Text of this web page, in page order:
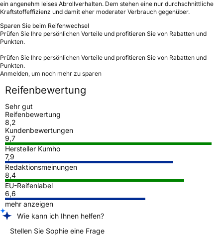
ein angenehm leises Abrollverhalten. Dem stehen eine nur durchschnittliche
Kraftstoffeffizienz und damit eher moderater Verbrauch gegenüber.
Sparen Sie beim Reifenwechsel
Prüfen Sie Ihre persönlichen Vorteile und profitieren Sie von Rabatten und
Punkten.
Prüfen Sie Ihre persönlichen Vorteile und profitieren Sie von Rabatten und
Punkten.
Anmelden, um noch mehr zu sparen
Reifenbewertung
Sehr gut
Reifenbewertung
8,2
Kundenbewertungen
9,7
Hersteller Kumho
7,9
Redaktionsmeinungen
8,4
EU-Reifenlabel
6,6
mehr anzeigen
Wie kann ich Ihnen helfen?
Stellen Sie Sophie eine Frage